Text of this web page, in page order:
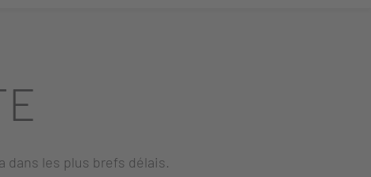
dans les plus brefs délais.